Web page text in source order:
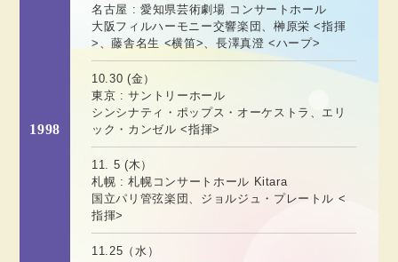
1998
名古屋 : 愛知県芸術劇場 コンサートホール
大阪フィルハーモニー交響楽団、榊原栄 <指揮
>、藤舎名生 <横笛>、長澤真澄 <ハープ>
10.30 (金）
東京 : サントリーホール
シンシナティ・ポップス・オーケストラ、エリ
ック・カンゼル <指揮>
11. 5 (木）
札幌 : 札幌コンサートホール Kitara
国立パリ管弦楽団、ジョルジュ・プレートル <
指揮>
11.25（水）